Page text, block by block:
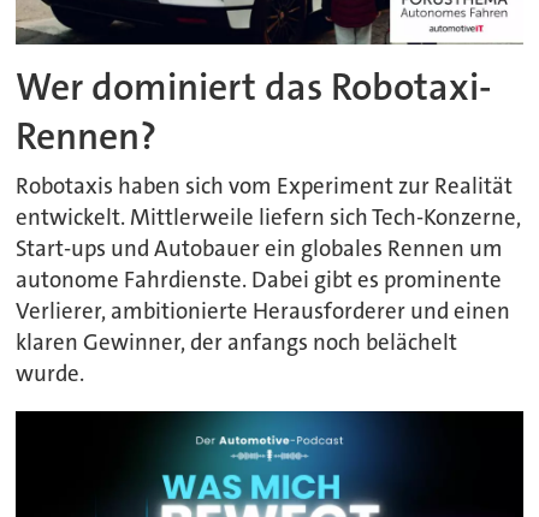
Wer dominiert das Robotaxi-
Rennen?
Robotaxis haben sich vom Experiment zur Realität
entwickelt. Mittlerweile liefern sich Tech-Konzerne,
Start-ups und Autobauer ein globales Rennen um
autonome Fahrdienste. Dabei gibt es prominente
Verlierer, ambitionierte Herausforderer und einen
klaren Gewinner, der anfangs noch belächelt
wurde.